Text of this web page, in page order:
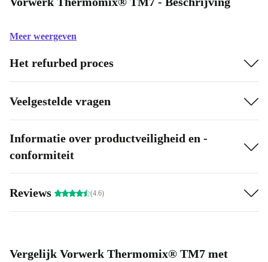
Meer weergeven
Het refurbed proces
Veelgestelde vragen
Informatie over productveiligheid en -
conformiteit
Reviews (4.6)
Vergelijk Vorwerk Thermomix® TM7 met